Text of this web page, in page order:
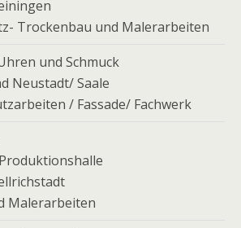
Trockenbau und Malerarbeiten
und Schmuck
Neustadt/ Saale
/ Fassade/ Fachwerk
Malerarbeiten